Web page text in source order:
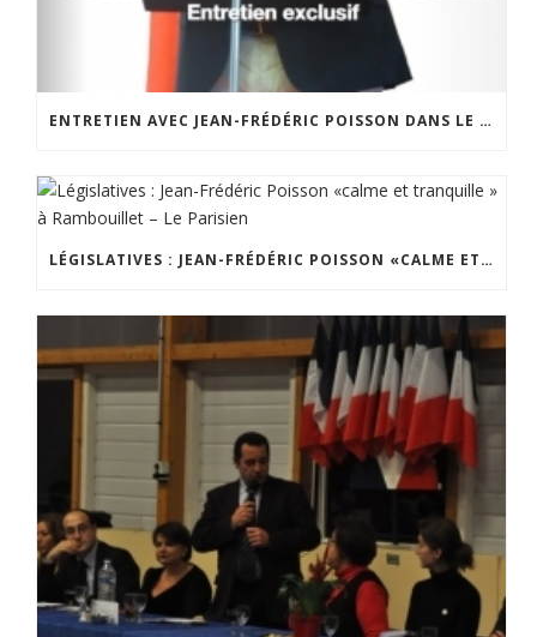
ENTRETIEN AVEC JEAN-FRÉDÉRIC POISSON DANS LE PETIT RAMBOLITAIN
LÉGISLATIVES : JEAN-FRÉDÉRIC POISSON «CALME ET TRANQUILLE » À RAMBOUILLET – LE PARISIEN